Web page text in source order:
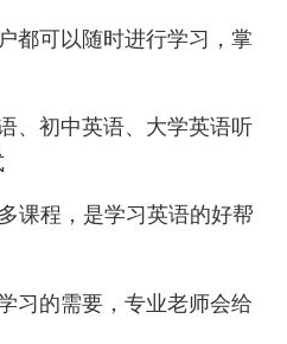
都可以随时进行学习，掌
、初中英语、大学英语听
课程，是学习英语的好帮
习的需要，专业老师会给